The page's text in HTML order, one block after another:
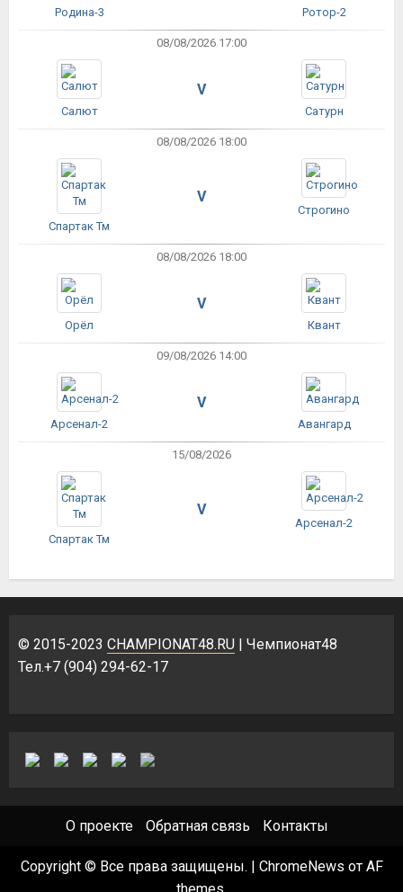
Родина-3 Ротор-2
08/08/2026 17:00
Салют
V
Сатурн
08/08/2026 18:00
Спартак Тм
V
Строгино
08/08/2026 18:00
Орёл
V
Квант
09/08/2026 14:00
Арсенал-2
V
Авангард
15/08/2026
Спартак Тм
V
Арсенал-2
© 2015-2023 CHAMPIONAT48.RU | Чемпионат48
Тел.+7 (904) 294-62-17
О проекте Обратная связь Контакты
Copyright © Все права защищены. ChromeNews от AF